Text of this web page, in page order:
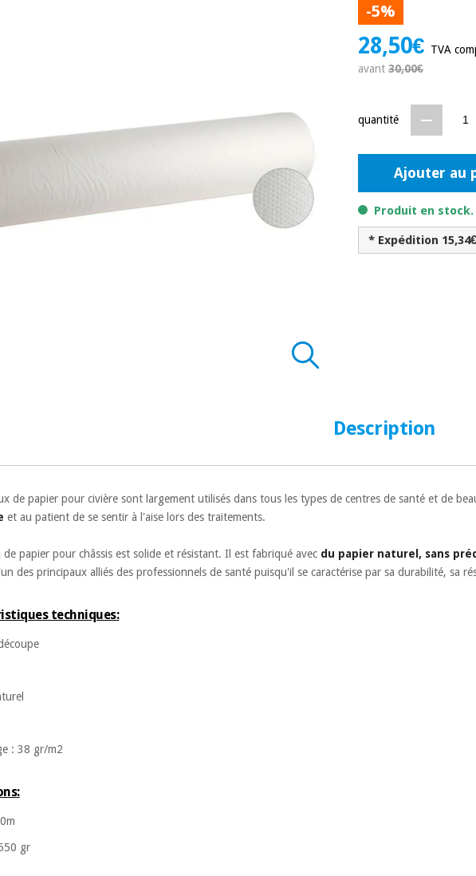
-5%
28,50€ TVA
avant30,00€
quantité
Ajouter au
Produit en
* Expédition 15,34€
Description
de papier pour civière sont largement utilisés dans tous les types de centres de santé et de
et au patient de se sentir à l'aise lors des traitements.
de papier pour châssis est solide et résistant. Il est fabriqué avec du papier naturel, sans
des principaux alliés des professionnels de santé puisqu'il se caractérise par sa durabilité, sa
techniques:
: 38 gr/m2
gr